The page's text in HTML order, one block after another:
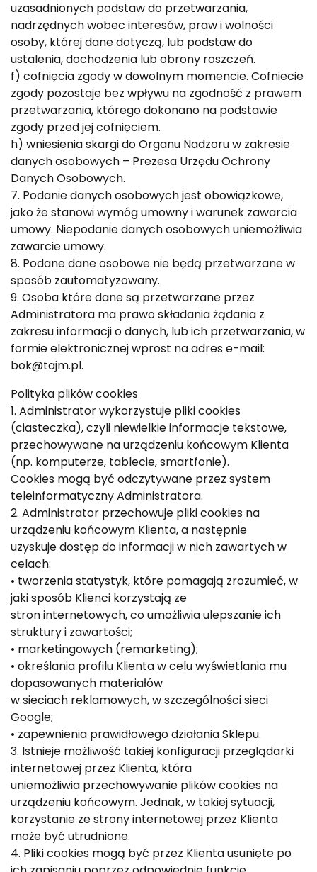
uzasadnionych podstaw do przetwarzania,
nadrzędnych wobec interesów, praw i wolności
osoby, której dane dotyczą, lub podstaw do
ustalenia, dochodzenia lub obrony roszczeń.
f) cofnięcia zgody w dowolnym momencie. Cofniecie
zgody pozostaje bez wpływu na zgodność z prawem
przetwarzania, którego dokonano na podstawie
zgody przed jej cofnięciem.
h) wniesienia skargi do Organu Nadzoru w zakresie
danych osobowych – Prezesa Urzędu Ochrony
Danych Osobowych.
7. Podanie danych osobowych jest obowiązkowe,
jako że stanowi wymóg umowny i warunek zawarcia
umowy. Niepodanie danych osobowych uniemożliwia
zawarcie umowy.
8. Podane dane osobowe nie będą przetwarzane w
sposób zautomatyzowany.
9. Osoba które dane są przetwarzane przez
Administratora ma prawo składania żądania z
zakresu informacji o danych, lub ich przetwarzania, w
formie elektronicznej wprost na adres e-mail:
bok@tajm.pl.
Polityka plików cookies
1. Administrator wykorzystuje pliki cookies
(ciasteczka), czyli niewielkie informacje tekstowe,
przechowywane na urządzeniu końcowym Klienta
(np. komputerze, tablecie, smartfonie).
Cookies mogą być odczytywane przez system
teleinformatyczny Administratora.
2. Administrator przechowuje pliki cookies na
urządzeniu końcowym Klienta, a następnie
uzyskuje dostęp do informacji w nich zawartych w
celach:
• tworzenia statystyk, które pomagają zrozumieć, w
jaki sposób Klienci korzystają ze
stron internetowych, co umożliwia ulepszanie ich
struktury i zawartości;
• marketingowych (remarketing);
• określania profilu Klienta w celu wyświetlania mu
dopasowanych materiałów
w sieciach reklamowych, w szczególności sieci
Google;
• zapewnienia prawidłowego działania Sklepu.
3. Istnieje możliwość takiej konfiguracji przeglądarki
internetowej przez Klienta, która
uniemożliwia przechowywanie plików cookies na
urządzeniu końcowym. Jednak, w takiej sytuacji,
korzystanie ze strony internetowej przez Klienta
może być utrudnione.
4. Pliki cookies mogą być przez Klienta usunięte po